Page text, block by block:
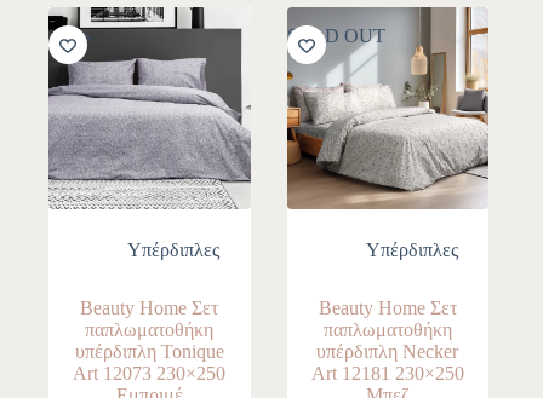
-10%
Υπέρδιπλες
Beauty Home Σετ
παπλωματοθήκη
υπέρδιπλη Tonique
Art 12073 230×250
SOLD OUT
Υπέρδιπλες
Beauty Home Σετ
παπλωματοθήκη
υπέρδιπλη Necker
Art 12181 230×250